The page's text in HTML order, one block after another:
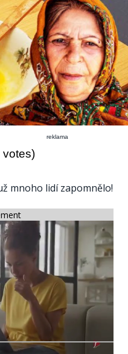
reklama
votes)
mnoho lidí zapomnělo!